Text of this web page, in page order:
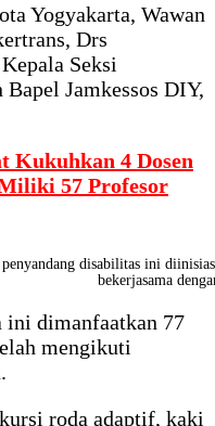
Yogyakarta, Wawan
Drs
Seksi
Bapel Jamkessos DIY,
Kukuhkan 4 Dosen
57 Profesor
disabilitas ini
bekerjasama
ini dimanfaatkan 77
mengikuti
roda adaptif, kaki